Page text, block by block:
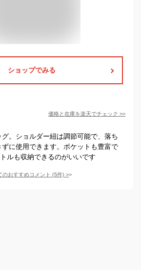
ショップでみる
価格と在庫を楽天でチェック >>
。ショルダー紐は調節可能で、落ち
に使用できます。ポケットも豊富で
ルも収納できるのがいいです
のおすすめコメント (5件) >